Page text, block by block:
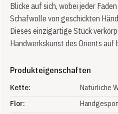
Blicke auf sich, wobei jeder
Schafwolle von geschickten
Dieses einzigartige Stück
Handwerkskunst des Orients auf
Produkteigenschaften
Kette:
Natürliche
Flor: